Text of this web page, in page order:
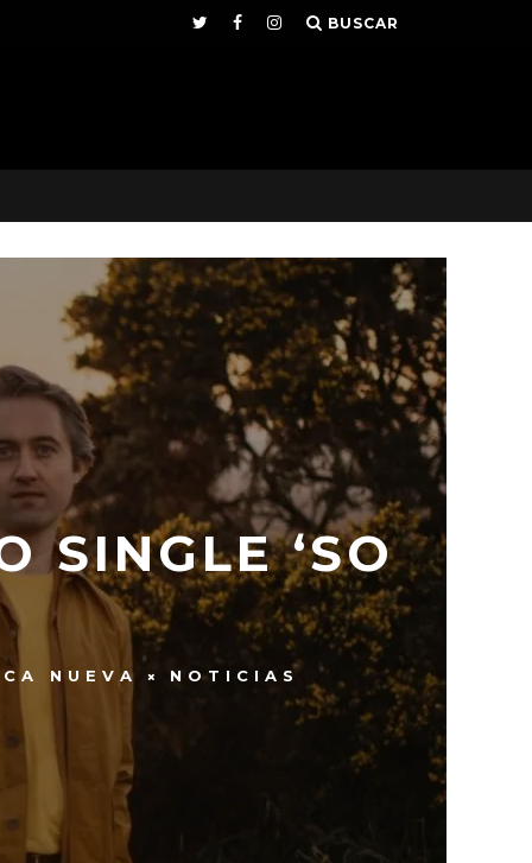
BUSCAR
SINGLE ‘SO
NUEVA NOTICIAS